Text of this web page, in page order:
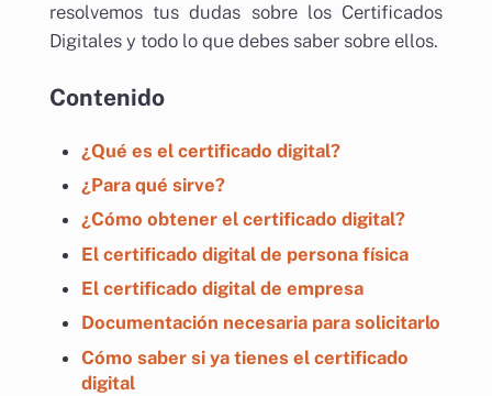
resolvemos tus dudas sobre los Certificados
Digitales y todo lo que debes saber sobre ellos.
Contenido
¿Qué es el certificado digital?
¿Para qué sirve?
¿Cómo obtener el certificado digital?
El certificado digital de persona física
El certificado digital de empresa
Documentación necesaria para solicitarlo
Cómo saber si ya tienes el certificado
digital